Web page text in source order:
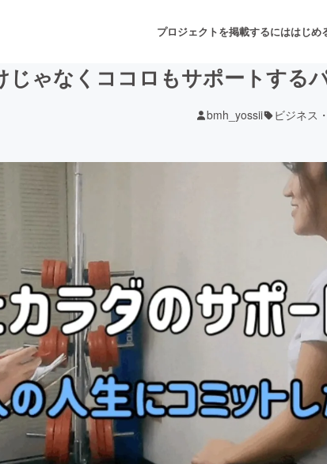
プロジェクトを掲載するにははじめ
ジェット
書籍・雑誌出版
チャレンジ
活性化
CAMPFIRE for Social Good
CAMPFIREふるさと納税
じゃなくココロもサポートする
bmh_yossii ビジネス